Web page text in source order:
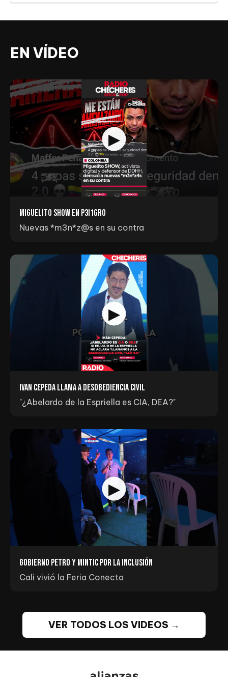
EN VÍDEO
Miguelito Show en p3I1gr0
Nuevas *m3n*z@s en su contra
Ivan Cepeda llama a Desobediencia Civil
"¿Abelardo de la Espriella es CIA, DEA?"
Gobierno Petro y MINTIC por la inclusión
Cali vivió la Feria Conecta
VER TODOS LOS VIDEOS →